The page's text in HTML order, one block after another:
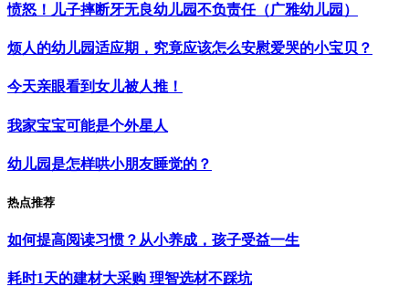
愤怒！儿子摔断牙无良幼儿园不负责任（广雅幼儿园）
烦人的幼儿园适应期，究竟应该怎么安慰爱哭的小宝贝？
今天亲眼看到女儿被人推！
我家宝宝可能是个外星人
幼儿园是怎样哄小朋友睡觉的？
热点推荐
如何提高阅读习惯？从小养成，孩子受益一生
耗时1天的建材大采购 理智选材不踩坑